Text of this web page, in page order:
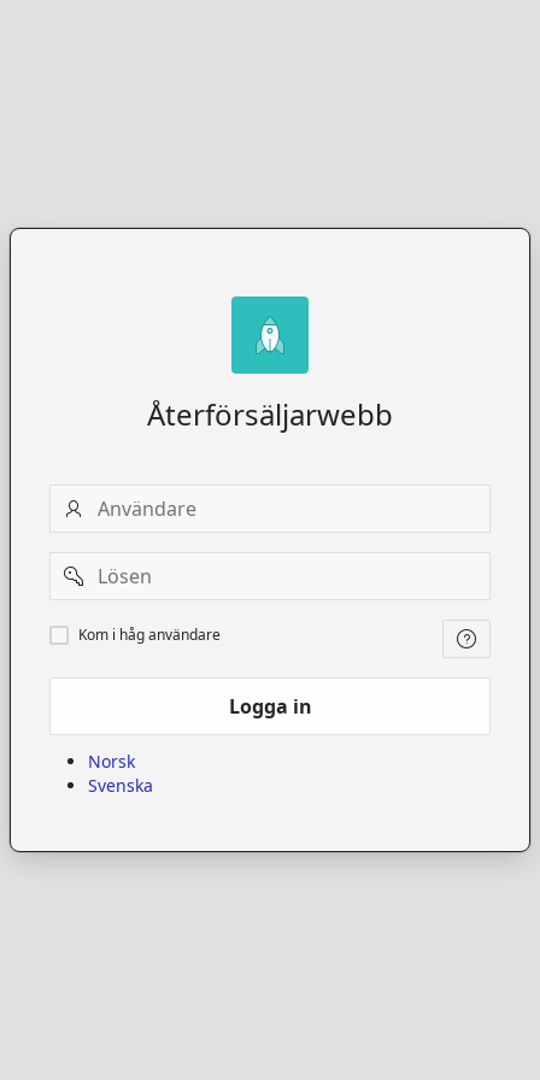
Återförsäljarwebb
Användare
Password
Kom
i
Kom i håg användare
Logga in
Norsk
Svenska